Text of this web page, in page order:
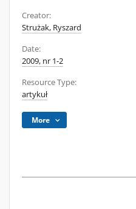
Creator:
Strużak, Ryszard
Date:
2009, nr 1-2
Resource Type:
artykuł
More